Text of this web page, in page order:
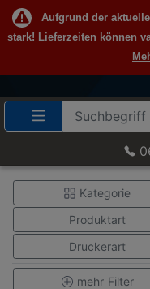
Aufgrund der
stark! Lieferzeiten können
Suche
Eingabefeld
Kategorie
Produktart
Druckerart
mehr Filter